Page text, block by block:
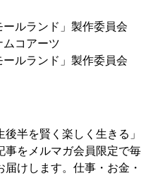
ルランド」製作委員会
コアーツ
ルランド」製作委員会
半を賢く楽しく生きる」
事をメルマガ会員限定で毎
けします。仕事・お金・